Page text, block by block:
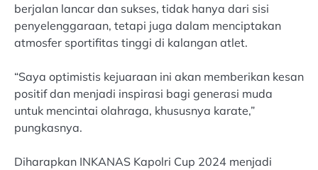
berjalan lancar dan sukses, tidak hanya dari sisi
penyelenggaraan, tetapi juga dalam menciptakan
atmosfer sportifitas tinggi di kalangan atlet.
“Saya optimistis kejuaraan ini akan memberikan kesan
positif dan menjadi inspirasi bagi generasi muda
untuk mencintai olahraga, khususnya karate,”
pungkasnya.
Diharapkan INKANAS Kapolri Cup 2024 menjadi